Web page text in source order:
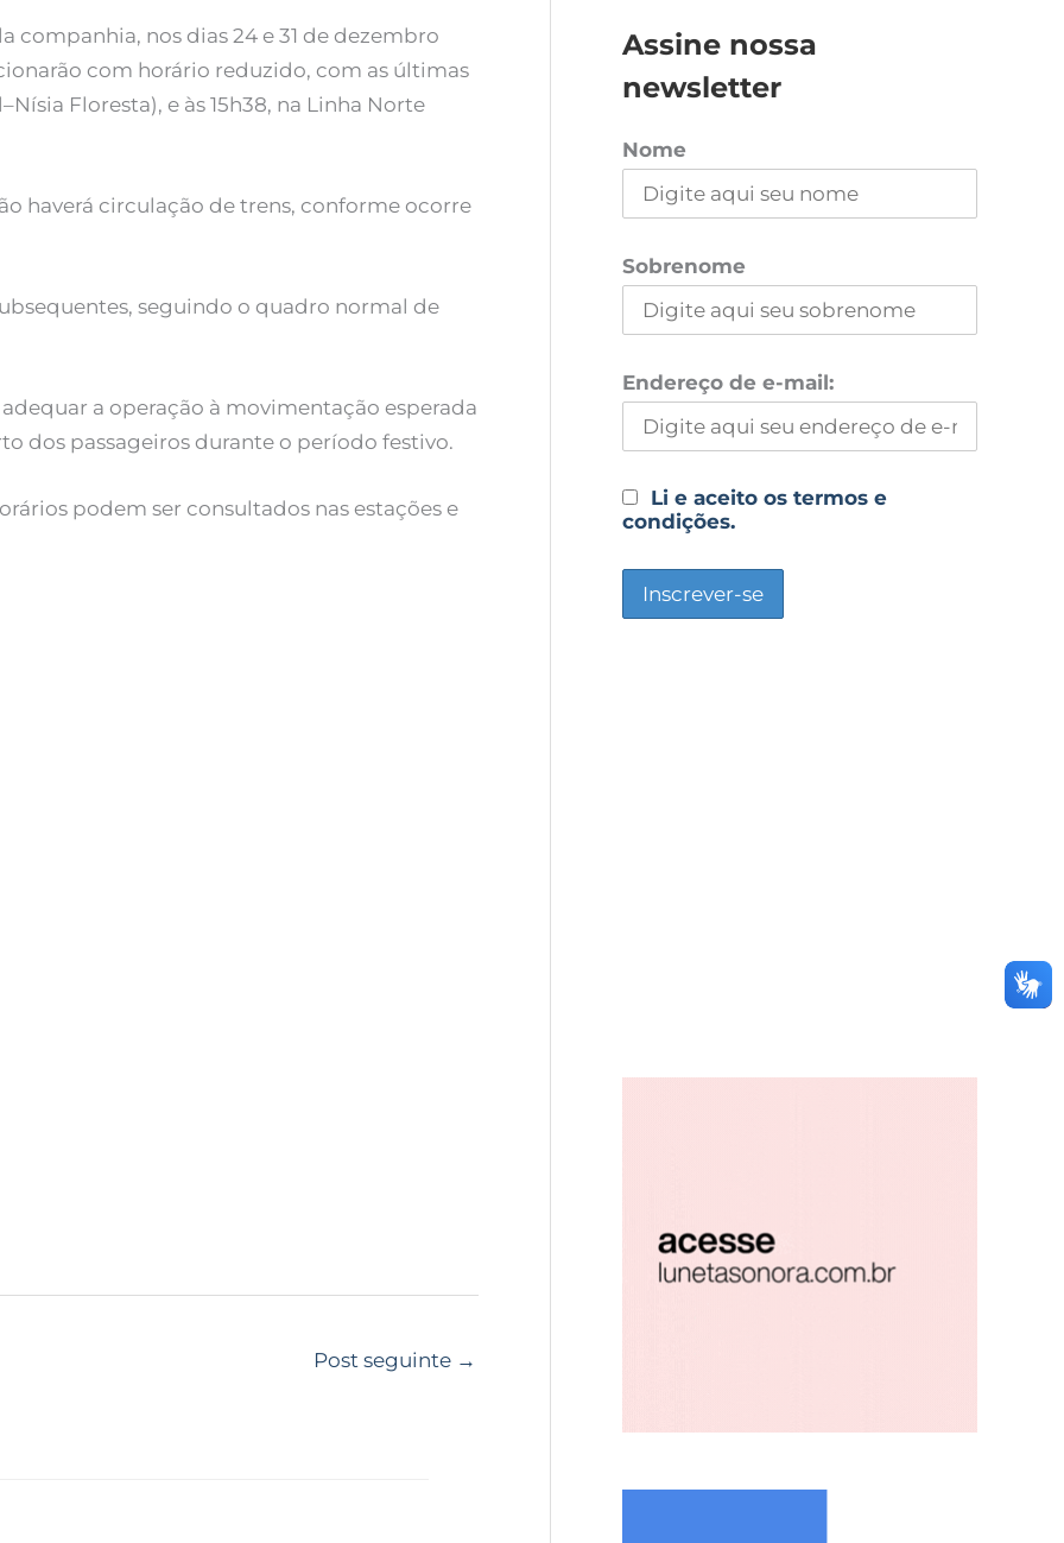
nos dias 24 e 31 de dezembro
com horário reduzido, com as últimas
Floresta), e às 15h38, na Linha Norte
haverá circulação de trens, conforme ocorre
seguindo o quadro normal de
a operação à movimentação esperada
dos passageiros durante o período festivo.
podem ser consultados nas estações e
Post seguinte →
Assine nossa
newsletter
Nome
Sobrenome
Endereço de e-mail:
Li e aceito os termos e
condições.